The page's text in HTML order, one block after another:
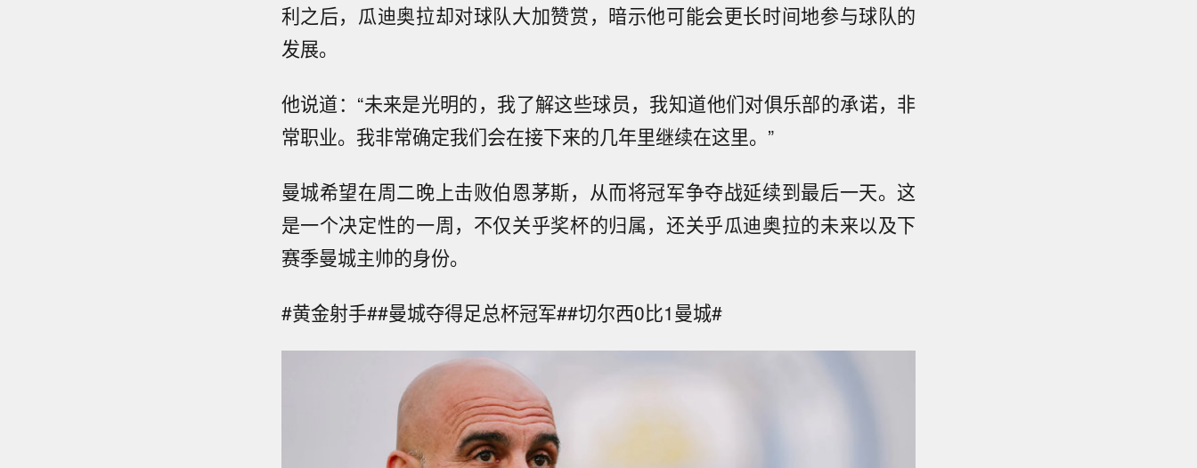
利之后，瓜迪奥拉却对球队大加赞赏，暗示他可能会更长时间地参与球队的
发展。
他说道：“未来是光明的，我了解这些球员，我知道他们对俱乐部的承诺，非
常职业。我非常确定我们会在接下来的几年里继续在这里。”
曼城希望在周二晚上击败伯恩茅斯，从而将冠军争夺战延续到最后一天。这
是一个决定性的一周，不仅关乎奖杯的归属，还关乎瓜迪奥拉的未来以及下
赛季曼城主帅的身份。
#黄金射手##曼城夺得足总杯冠军##切尔西0比1曼城#